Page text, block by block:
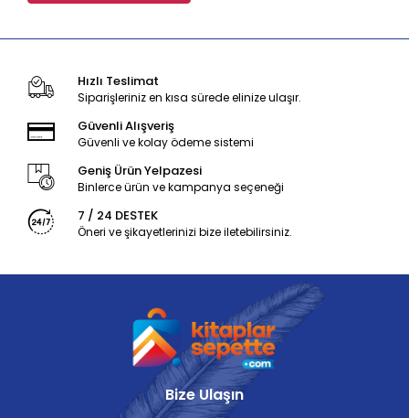
Hızlı Teslimat
Siparişleriniz en kısa sürede elinize ulaşır.
Güvenli Alışveriş
Güvenli ve kolay ödeme sistemi
Geniş Ürün Yelpazesi
Binlerce ürün ve kampanya seçeneği
7 / 24 DESTEK
Öneri ve şikayetlerinizi bize iletebilirsiniz.
Bize Ulaşın